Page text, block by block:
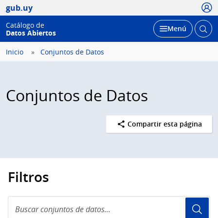
gub.uy
Catálogo de
Datos Abiertos
Desplegar
Menú Abrir
Inicio Conjuntos de Datos
Conjuntos de Datos
Compartir esta página
Filtros
conjuntos